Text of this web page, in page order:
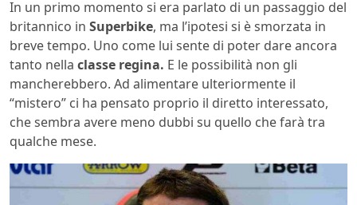
In un primo momento si era parlato di un passaggio del
britannico in Superbike, ma l’ipotesi si è smorzata in
breve tempo. Uno come lui sente di poter dare ancora
tanto nella classe regina. E le possibilità non gli
mancherebbero. Ad alimentare ulteriormente il
“mistero” ci ha pensato proprio il diretto interessato,
che sembra avere meno dubbi su quello che farà tra
qualche mese.